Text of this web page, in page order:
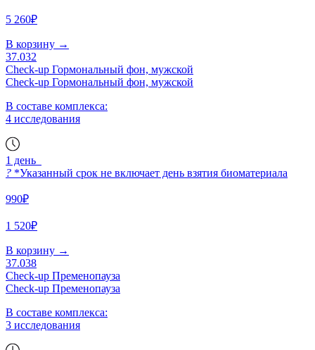
5 260₽
В корзину →
37.032
Check-up Гормональный фон, мужской
Check-up Гормональный фон, мужской
В составе комплекса:
4 исследования
1 день
? *Указанный срок не включает день взятия биоматериала
990₽
1 520₽
В корзину →
37.038
Check-up Пременопауза
Check-up Пременопауза
В составе комплекса:
3 исследования